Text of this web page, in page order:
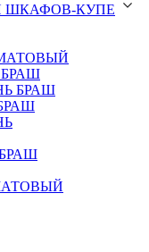
ШКАФОВ-КУПЕ
БРАШ
БРАШ